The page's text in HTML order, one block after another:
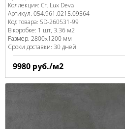
Коллекция: Cr. Lux Deva
Артикул: 054.961.0215.09564
Код товара: SD-260531-99
В коробке: 1 шт, 3.36 м2
Размер: 2800x1200 мм
Сроки доставки: 30 дней
9980 руб./м2